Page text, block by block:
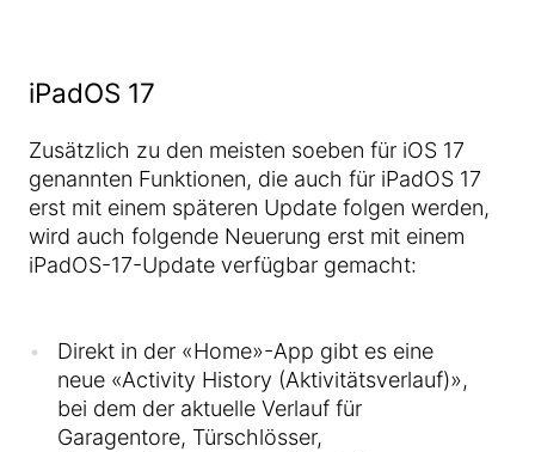
iPadOS 17
Zusätzlich zu den meisten soeben für iOS 17
genannten Funktionen, die auch für iPadOS 17
erst mit einem späteren Update folgen werden,
wird auch folgende Neuerung erst mit einem
iPadOS-17-Update verfügbar gemacht:
Direkt in der «Home»-App gibt es eine
neue «Activity History (Aktivitätsverlauf)»,
bei dem der aktuelle Verlauf für
Garagentore, Türschlösser,